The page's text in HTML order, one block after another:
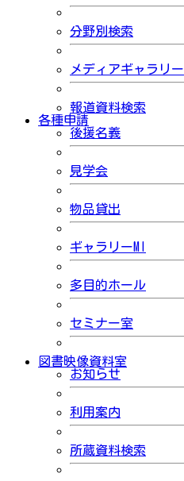
分野別検索
メディアギャラリー
報道資料検索
各種申請
後援名義
見学会
物品貸出
ギャラリーMI
多目的ホール
セミナー室
図書映像資料室
お知らせ
利用案内
所蔵資料検索